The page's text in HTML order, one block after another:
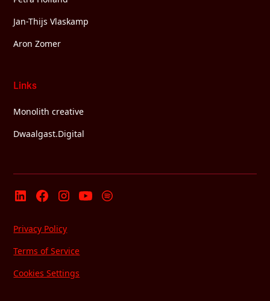
Jan-Thijs Vlaskamp
Aron Zomer
Links
Monolith creative
Dwaalgast.Digital
Privacy Policy
Terms of Service
Cookies Settings